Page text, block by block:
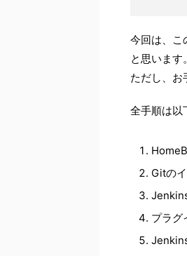
今回は、
と思います。
ただし、お
全手順は以
Gitの
プラグ